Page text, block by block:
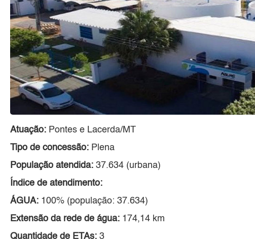
Atuação: Pontes e Lacerda/MT
Tipo de concessão: Plena
População atendida: 37.634 (urbana)
Índice de atendimento:
ÁGUA: 100% (população: 37.634)
Extensão da rede de água: 174,14 km
Quantidade de ETAs: 3